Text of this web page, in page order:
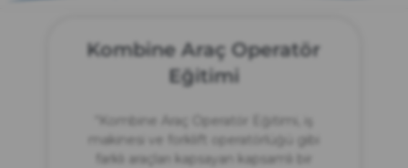
Kombine Araç Operatör
Eğitimi
“Kombine Araç Operatör Eğitimi, iş
makinesi ve forklift operatörlüğü gibi
farklı araçları kapsayan kapsamlı bir